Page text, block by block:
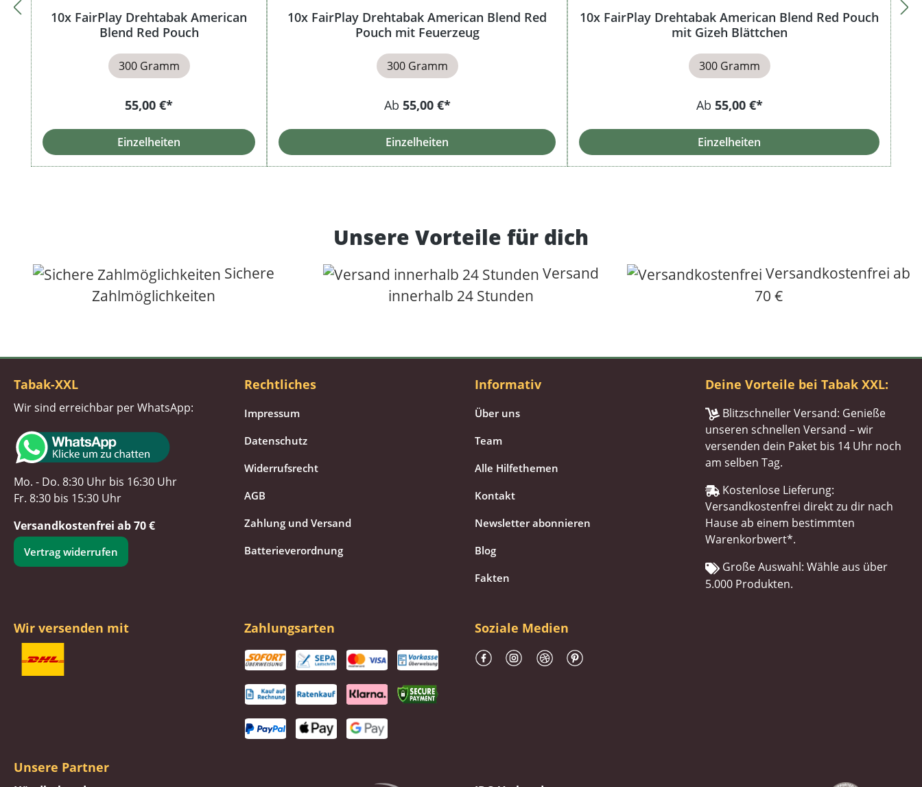
10x FairPlay Drehtabak American
Blend Red Pouch
300 Gramm
55,00 €*
Einzelheiten
10x FairPlay Drehtabak American Blend Red
Pouch mit Feuerzeug
300 Gramm
Ab 55,00 €*
Einzelheiten
10x FairPlay Drehtabak American Blend Red Pouch
mit Gizeh Blättchen
300 Gramm
Ab 55,00 €*
Einzelheiten
Unsere Vorteile für dich
Sichere
Zahlmöglichkeiten
Versand
innerhalb 24 Stunden
Versandkostenfrei ab
70 €
Tabak-XXL
Wir sind erreichbar per WhatsApp:
Mo. - Do. 8:30 Uhr bis 16:30 Uhr
Fr. 8:30 bis 15:30 Uhr
Versandkostenfrei ab 70 €
Vertrag widerrufen
Rechtliches
Impressum
Datenschutz
Widerrufsrecht
AGB
Zahlung und Versand
Batterieverordnung
Informativ
Über uns
Team
Alle Hilfethemen
Kontakt
Newsletter abonnieren
Blog
Fakten
Deine Vorteile bei Tabak XXL:
Blitzschneller Versand: Genieße
unseren schnellen Versand – wir
versenden dein Paket bis 14 Uhr noch
am selben Tag.
Kostenlose Lieferung:
Versandkostenfrei direkt zu dir nach
Hause ab einem bestimmten
Warenkorbwert*.
Große Auswahl: Wähle aus über
5.000 Produkten.
Wir versenden mit Zahlungsarten Soziale Medien
Unsere Partner